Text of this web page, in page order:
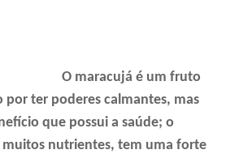
O maracujá é um fruto
ter poderes calmantes, mas
que possui a saúde; o
muitos nutrientes, tem uma forte